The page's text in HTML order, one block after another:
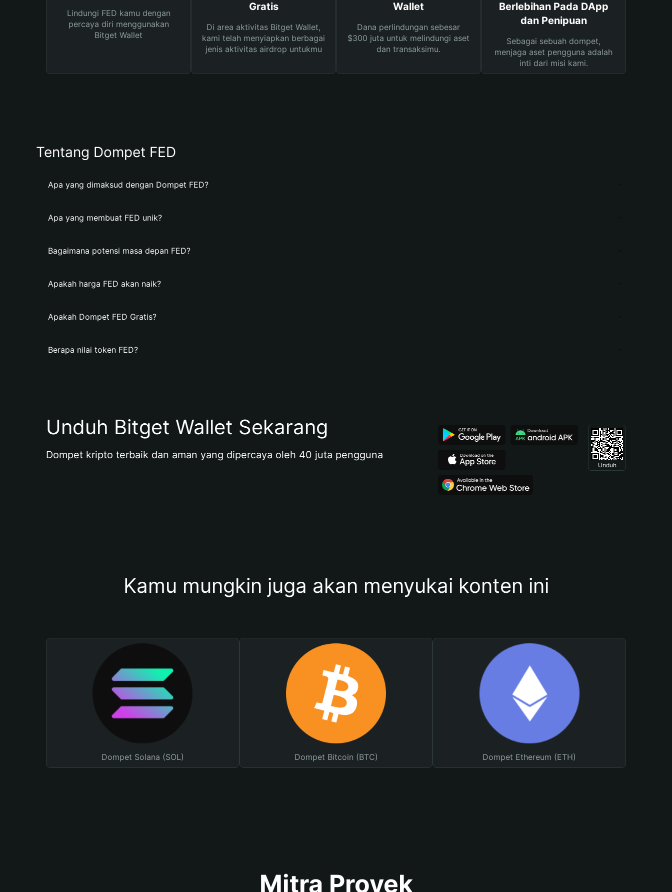
Lindungi FED kamu dengan
percaya diri menggunakan
Bitget Wallet
Gratis
Di area aktivitas Bitget Wallet,
kami telah menyiapkan berbagai
jenis aktivitas airdrop untukmu
Wallet
Dana perlindungan sebesar
$300 juta untuk melindungi aset
dan transaksimu.
Berlebihan Pada DApp
dan Penipuan
Sebagai sebuah dompet,
menjaga aset pengguna adalah
inti dari misi kami.
Tentang Dompet FED
Apa yang dimaksud dengan Dompet FED?
Apa yang membuat FED unik?
Bagaimana potensi masa depan FED?
Apakah harga FED akan naik?
Apakah Dompet FED Gratis?
Berapa nilai token FED?
Unduh Bitget Wallet Sekarang
Dompet kripto terbaik dan aman yang dipercaya oleh 40 juta pengguna
Unduh
Kamu mungkin juga akan menyukai konten ini
Dompet Solana (SOL) Dompet Bitcoin (BTC) Dompet Ethereum (ETH)
Mitra Proyek